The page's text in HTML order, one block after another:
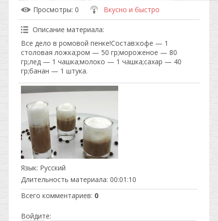
Просмотры: 0 Вкусно и быстро
Описание материала:
Все дело в ромовой пенке!Состав:кофе — 1
столовая ложка;ром — 50 гр;мороженое — 80
гр;лед — 1 чашка;молоко — 1 чашка;сахар — 40
гр;банан — 1 штука.
Язык: Русский
Длительность материала: 00:01:10
Всего комментариев: 0
Войдите: